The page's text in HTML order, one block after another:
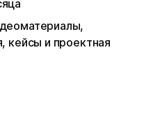
кейсы и проектная